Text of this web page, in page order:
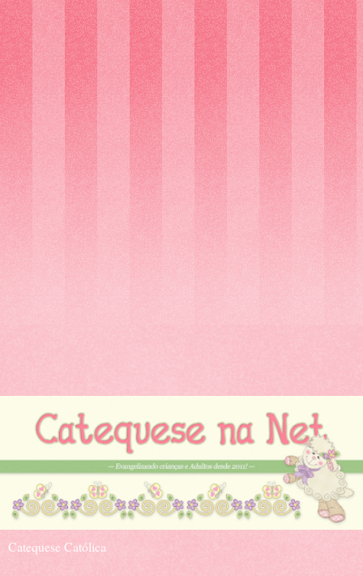
Catequese Católica